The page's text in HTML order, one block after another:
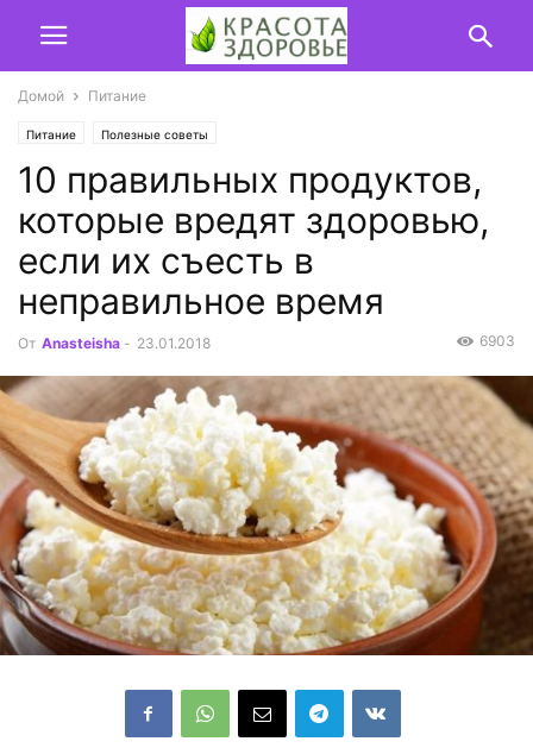
Домой Питание
Питание Полезные советы
10 правильных продуктов,
которые вредят здоровью,
если их съесть в
неправильное время
От Anasteisha - 23.01.2018 6903